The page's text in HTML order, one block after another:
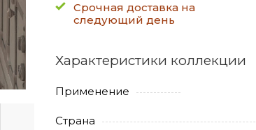
Срочная доставка на
следующий день
Характеристики коллекции
Применение
Страна